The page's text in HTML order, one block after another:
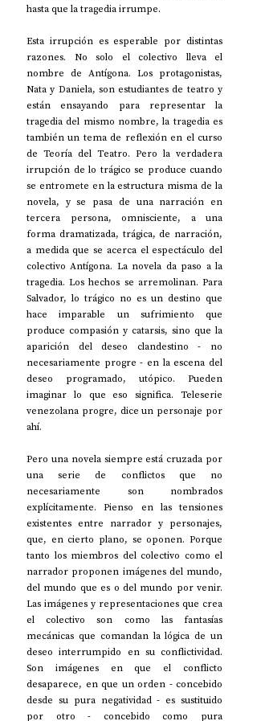
hasta que la tragedia irrumpe.
Esta irrupción es esperable por distintas
razones. No solo el colectivo lleva el
nombre de Antígona. Los protagonistas,
Nata y Daniela, son estudiantes de teatro y
están ensayando para representar la
tragedia del mismo nombre, la tragedia es
también un tema de reflexión en el curso
de Teoría del Teatro. Pero la verdadera
irrupción de lo trágico se produce cuando
se entromete en la estructura misma de la
novela, y se pasa de una narración en
tercera persona, omnisciente, a una
forma dramatizada, trágica, de narración,
a medida que se acerca el espectáculo del
colectivo Antígona. La novela da paso a la
tragedia. Los hechos se arremolinan. Para
Salvador, lo trágico no es un destino que
hace imparable un sufrimiento que
produce compasión y catarsis, sino que la
aparición del deseo clandestino - no
necesariamente progre - en la escena del
deseo programado, utópico. Pueden
imaginar lo que eso significa. Teleserie
venezolana progre, dice un personaje por
ahí.
Pero una novela siempre está cruzada por
una serie de conflictos que no
necesariamente son nombrados
explícitamente. Pienso en las tensiones
existentes entre narrador y personajes,
que, en cierto plano, se oponen. Porque
tanto los miembros del colectivo como el
narrador proponen imágenes del mundo,
del mundo que es o del mundo por venir.
Las imágenes y representaciones que crea
el colectivo son como las fantasías
mecánicas que comandan la lógica de un
deseo interrumpido en su conflictividad.
Son imágenes en que el conflicto
desaparece, en que un orden - concebido
desde su pura negatividad - es sustituido
por otro - concebido como pura